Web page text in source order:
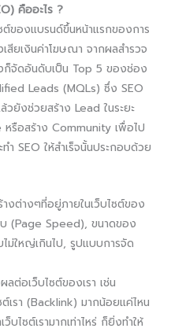
คืออะไร ?​
ต์ของแบรนด์ขึ้นหน้าแรกของการ
สียเงินค่าโฆษณา จากผลสำรวจ
ก็จัดอันดับเป็น Top 5 ของช่อง
Leads (MQLs) ซึ่ง SEO
วยังช่วยสร้าง Lead ในระยะ
หรือสร้าง Community เพื่อไป
SEO ให้สำเร็จนั้นประกอบด้วย
งต่างๆที่อยู่ภายในเว็บไซต์ของ
ว็บ (Page Speed), ขนาดของ
ม่ใหญ่เกินไป, รูปแบบการจัด
อเว็บไซต์ของเรา เช่น
เรา (Backlink) มากน้อยแค่ไหน
ไซต์เรามากเท่าไหร่ ก็ยิ่งทำให้